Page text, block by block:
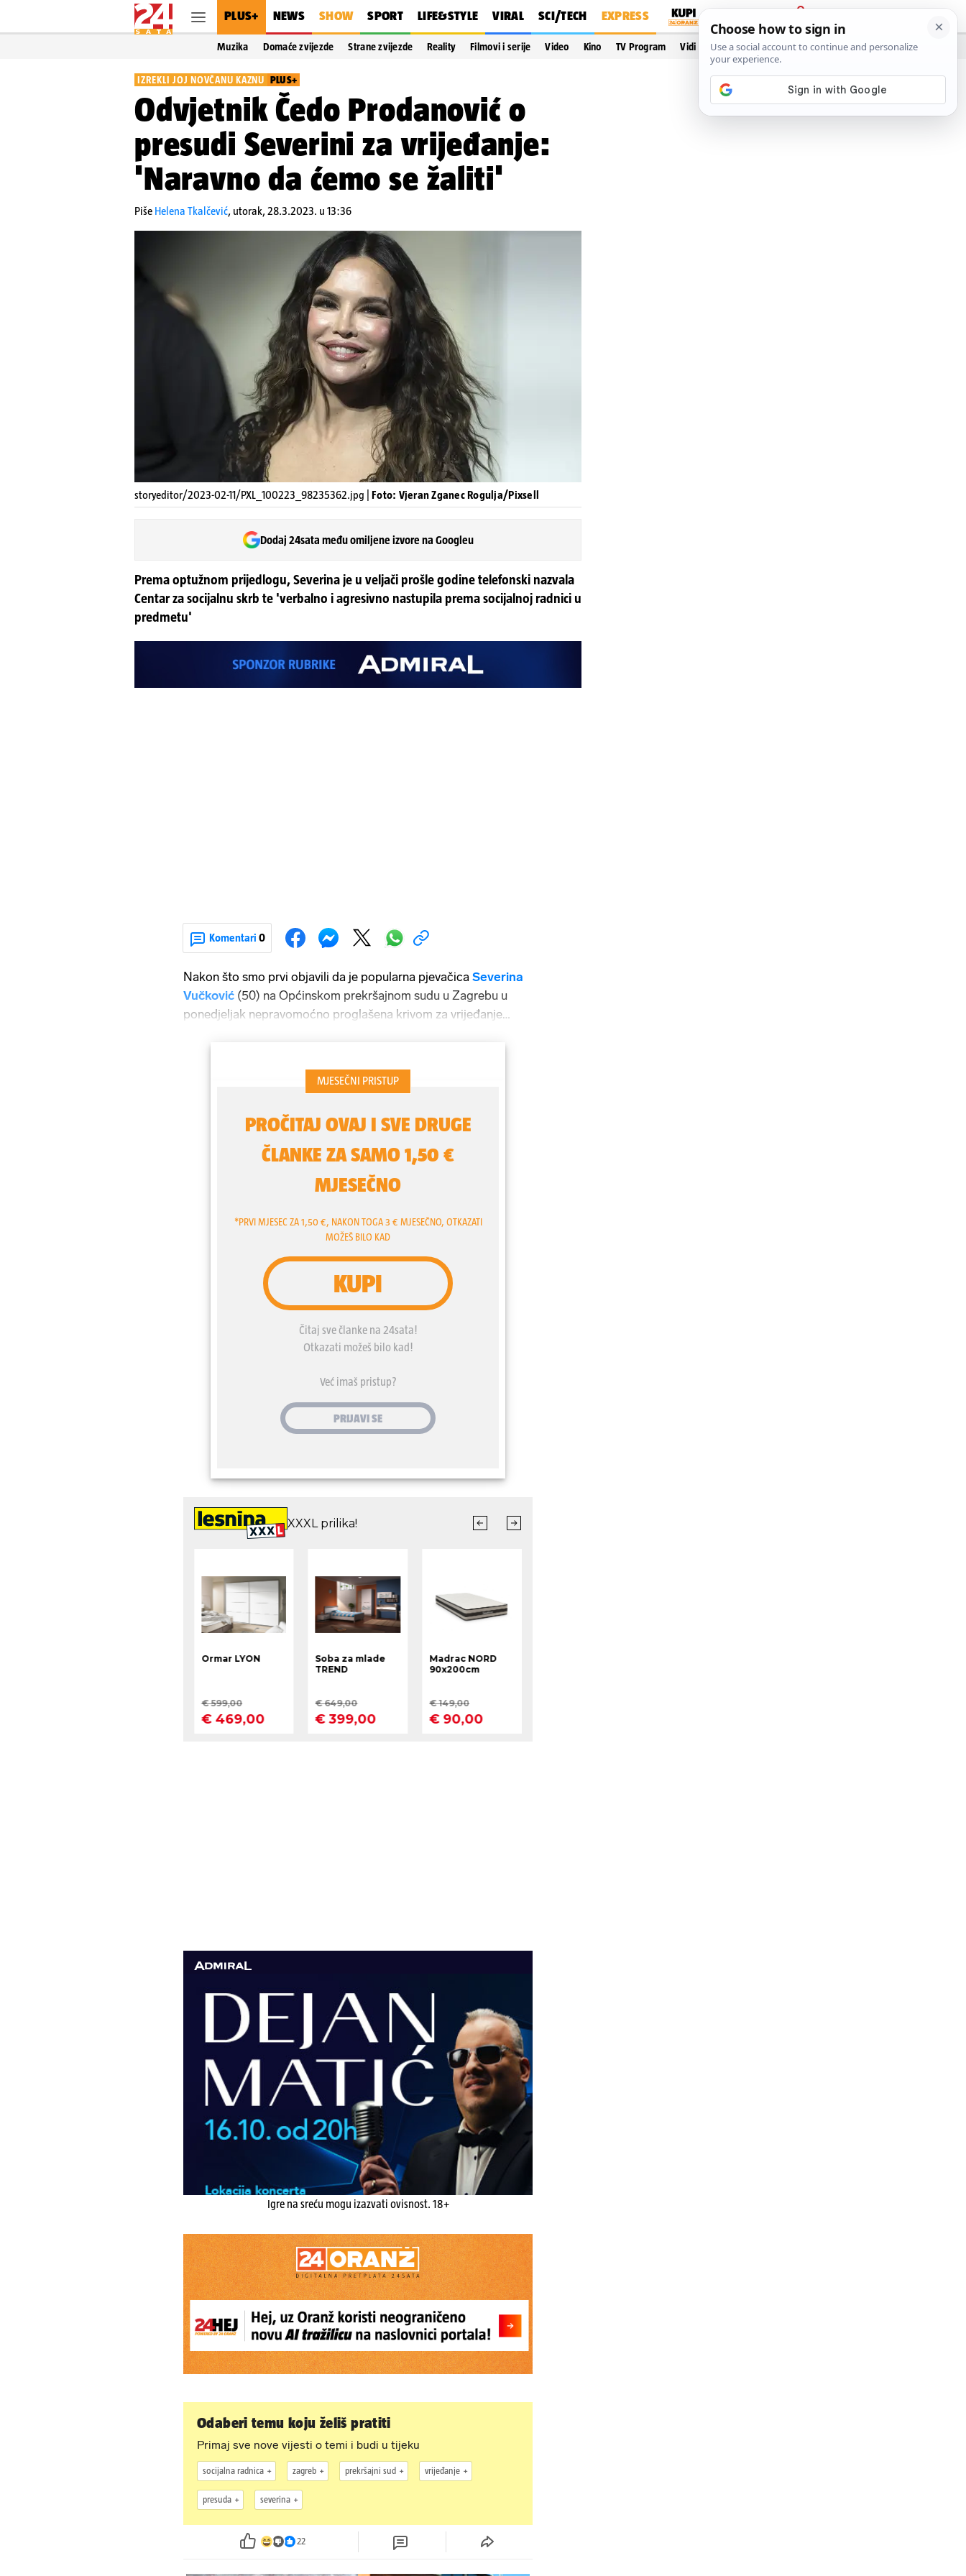
PLUS+ NEWS SHOW SPORT LIFE&STYLE VIRAL SCI/TECH EXPRESS
PRIJAVA
Muzika Domaće zvijezde Strane zvijezde Reality Filmovi i serije Video Kino TV Program Vidi još…
IZREKLI JOJ NOVČANU KAZNU PLUS+
Odvjetnik Čedo Prodanović o
presudi Severini za vrijeđanje:
'Naravno da ćemo se žaliti'
Piše Helena Tkalčević, utorak, 28.3.2023. u 13:36
storyeditor/2023-02-11/PXL_100223_98235362.jpg | Foto: Vjeran Zganec Rogulja/Pixsell
Dodaj 24sata među omiljene izvore na Googleu
Prema optužnom prijedlogu, Severina je u veljači prošle godine telefonski nazvala
Centar za socijalnu skrb te 'verbalno i agresivno nastupila prema socijalnoj radnici u
predmetu'
Komentari 0
Nakon što smo prvi objavili da je popularna pjevačica Severina
Vučković (50) na Općinskom prekršajnom sudu u Zagrebu u
ponedjeljak nepravomoćno proglašena krivom za vrijeđanje
prekršajnom postupku.
Igre na sreću mogu izazvati ovisnost. 18+
Odaberi temu koju želiš pratiti
Primaj sve nove vijesti o temi i budi u tijeku
socijalna radnica zagreb prekršajni sud vrijeđanje
presuda severina
22